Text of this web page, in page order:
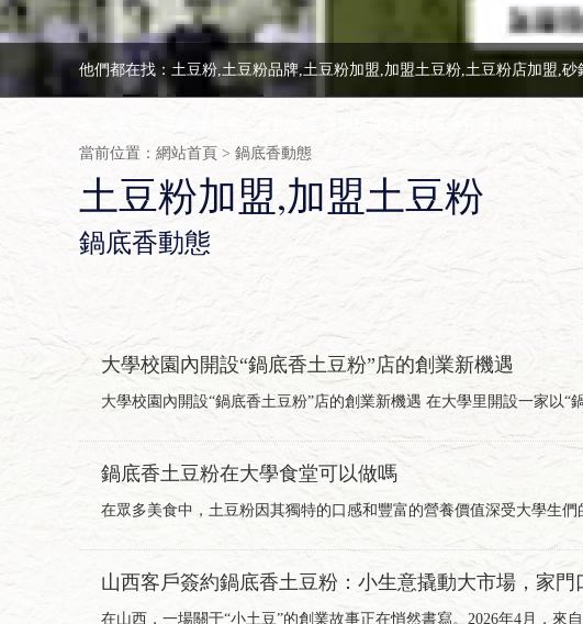
他們都在找：土豆粉,土豆粉品牌,土豆粉加盟,加盟土豆粉,土豆粉店加盟,
香,鍋底香土豆粉,鍋底香土豆粉加盟,洛陽鍋底香餐飲服務有限公司
當前位置： 網站首頁 > 鍋底香動態
土豆粉加盟,加盟土豆粉
鍋底香動態
大學校園內開設“鍋底香土豆粉”店的創業新機遇
大學校園內開設“鍋底香土豆粉”店的創業新機遇 在大學里開設一家以
鍋底香土豆粉在大學食堂可以做嗎
在眾多美食中，土豆粉因其獨特的口感和豐富的營養價值深受大學生
山西客戶簽約鍋底香土豆粉：小生意撬動大市場，家門
在山西，一場關于“小土豆”的創業故事正在悄然書寫。2026年4月，